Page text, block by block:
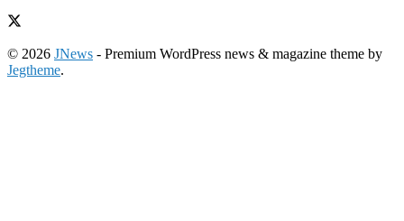
© 2026 JNews - Premium WordPress news & magazine theme by
Jegtheme.